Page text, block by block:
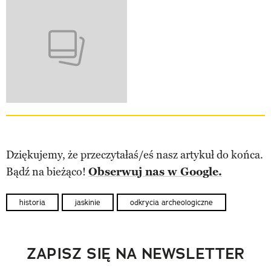
Dziękujemy, że przeczytałaś/eś nasz artykuł do końca.
Bądź na bieżąco! Obserwuj nas w Google.
historia jaskinie odkrycia archeologiczne
ZAPISZ SIĘ NA NEWSLETTER